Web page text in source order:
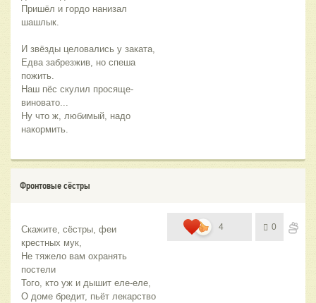
Пришёл и гордо нанизал
шашлык.
И звёзды целовались у заката,
Едва забрезжив, но спеша
пожить.
Наш пёс скулил просяще-
виновато...
Ну что ж, любимый, надо
накормить.
Фронтовые сёстры
Скажите, сёстры, феи
крестных мук,
Не тяжело вам охранять
постели
Того, кто уж и дышит еле-еле,
О доме бредит, пьёт лекарство
4 0